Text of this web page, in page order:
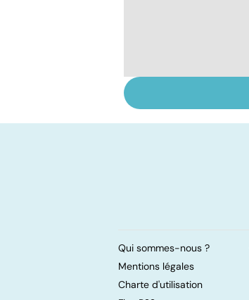
science
Qui sommes-nous ?
Mentions légales
Charte d'utilisation